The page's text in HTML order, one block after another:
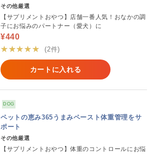
その他厳選
【サプリメントおやつ】店舗一番人気！おなかの調
子にお悩みのパートナー（愛犬）に
¥440
★★★★★
(2件)
カートに入れる
DOG
ペットの恵み365うまみペースト体重管理をサ
ポート
その他厳選
【サプリメントおやつ】体重のコントロールにお悩